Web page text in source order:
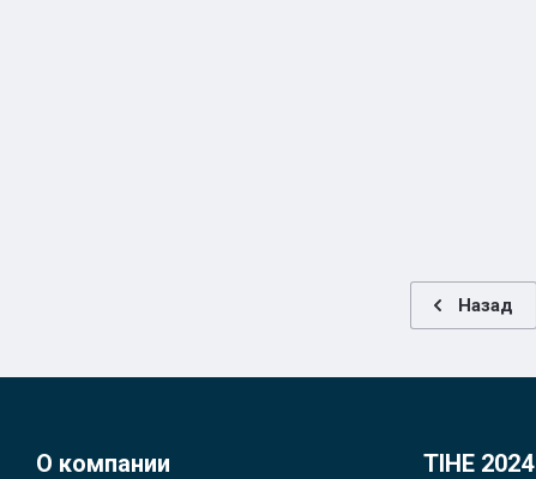
Назад
О компании TIHE 2024